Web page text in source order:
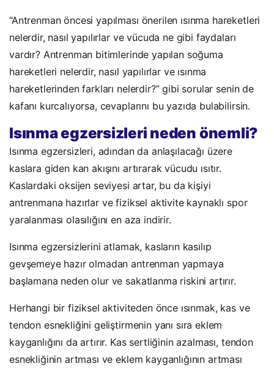
“Antrenman öncesi yapılması önerilen ısınma hareketleri
nelerdir, nasıl yapılırlar ve vücuda ne gibi faydaları
vardır? Antrenman bitimlerinde yapılan soğuma
hareketleri nelerdir, nasıl yapılırlar ve ısınma
hareketlerinden farkları nelerdir?” gibi sorular senin de
kafanı kurcalıyorsa, cevaplarını bu yazıda bulabilirsin.
Isınma egzersizleri neden önemli?
Isınma egzersizleri, adından da anlaşılacağı üzere
kaslara giden kan akışını artırarak vücudu ısıtır.
Kaslardaki oksijen seviyesi artar, bu da kişiyi
antrenmana hazırlar ve fiziksel aktivite kaynaklı spor
yaralanması olasılığını en aza indirir.
Isınma egzersizlerini atlamak, kasların kasılıp
gevşemeye hazır olmadan antrenman yapmaya
başlamana neden olur ve sakatlanma riskini artırır.
Herhangi bir fiziksel aktiviteden önce ısınmak, kas ve
tendon esnekliğini geliştirmenin yanı sıra eklem
kayganlığını da artırır. Kas sertliğinin azalması, tendon
esnekliğinin artması ve eklem kayganlığının artması